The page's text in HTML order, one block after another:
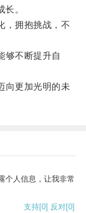
。
拥抱挑战，不
不断提升自
更加光明的未
个人信息，让我非常
支持[0] 反对[0]